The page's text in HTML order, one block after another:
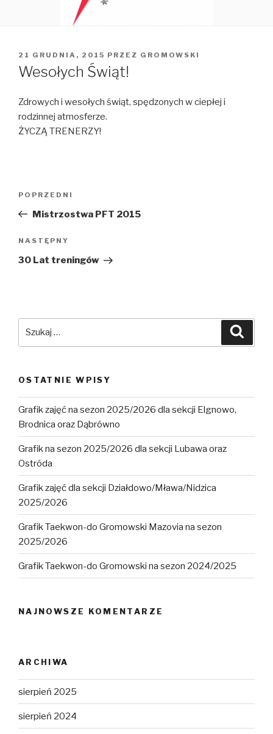
OPUBLIKOWANE
W
21 GRUDNIA, 2015 PRZEZ GROMOWSKI
Wesołych Świąt!
Zdrowych i wesołych świąt, spędzonych w ciepłej i
rodzinnej atmosferze.
ŻYCZĄ TRENERZY!
Poprzedni
wpis
POPRZEDNI
Mistrzostwa PFT 2015
Następny
wpis
NASTĘPNY
30 Lat treningów
OSTATNIE WPISY
Grafik zajęć na sezon 2025/2026 dla sekcji Elgnowo,
Brodnica oraz Dąbrówno
Grafik na sezon 2025/2026 dla sekcji Lubawa oraz
Ostróda
Grafik zajęć dla sekcji Działdowo/Mława/Nidzica
2025/2026
Grafik Taekwon-do Gromowski Mazovia na sezon
2025/2026
Grafik Taekwon-do Gromowski na sezon 2024/2025
NAJNOWSZE KOMENTARZE
ARCHIWA
sierpień 2025
sierpień 2024